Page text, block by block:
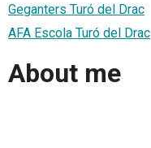
Geganters Turó del Drac
AFA Escola Turó del Drac
About me